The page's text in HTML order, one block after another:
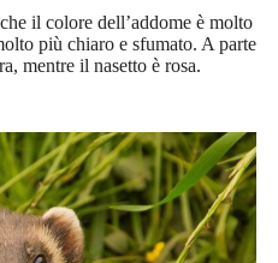
il colore dell’addome è molto
più chiaro e sfumato. A parte
mentre il nasetto è rosa.